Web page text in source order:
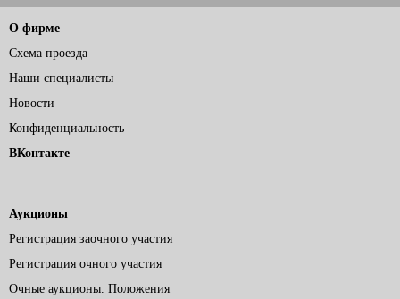
О фирме
Схема проезда
Наши специалисты
Новости
Конфиденциальность
ВКонтакте
Аукционы
Регистрация заочного участия
Регистрация очного участия
Очные аукционы. Положения